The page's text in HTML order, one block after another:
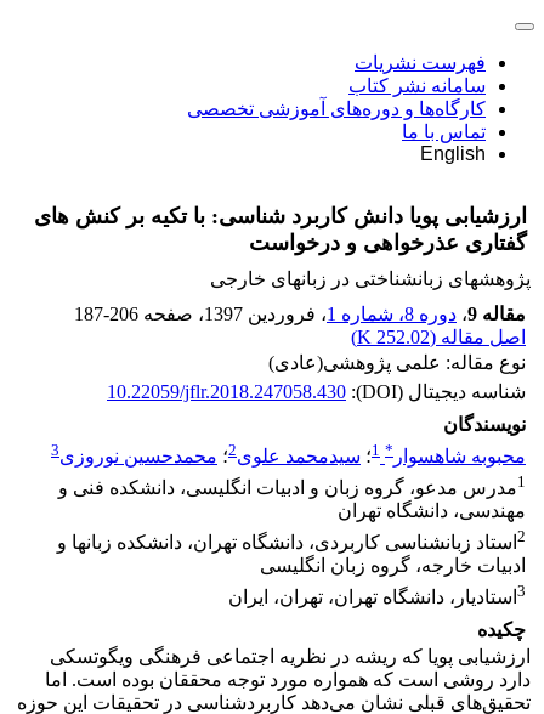
فهرست نشریات
سامانه نشر کتاب
کارگاه‌ها و دوره‌های آموزشی تخصصی
تماس با ما
English
ارزشیابی پویا دانش کاربرد شناسی: با تکیه بر کنش های
گفتاری عذرخواهی و درخواست
پژوهشهای زبانشناختی در زبانهای خارجی
مقاله 9
، دوره 8، شماره 1 ، فروردین 1397 ، صفحه 187-206
اصل مقاله (252.02 K
)
نوع مقاله: علمی پژوهشی(عادی)
شناسه دیجیتال (DOI):
10.22059/jflr.2018.247058.430
نویسندگان
محبوبه شاهسوار *
1؛ سیدمحمد علوی2؛ محمدحسین نوروزی3
1مدرس مدعو، گروه زبان و ادبیات انگلیسی، دانشکده فنی و
مهندسی، دانشگاه تهران
2 استاد زبانشناسی کاربردی، دانشگاه تهران، دانشکده زبانها و
ادبیات خارجه، گروه زبان انگلیسی
3 استادیار، دانشگاه تهران، تهران، ایران
چکیده
ارزشیابی پویا که ریشه در نظریه اجتماعی فرهنگی ویگوتسکی
دارد روشی است که همواره مورد توجه محققان بوده است. اما
تحقیق‌های قبلی نشان می‌دهد کاربردشناسی در تحقیقات این حوزه